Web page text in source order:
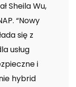
Sheila Wu,
“Nowy
się z
usług
i
hybrid